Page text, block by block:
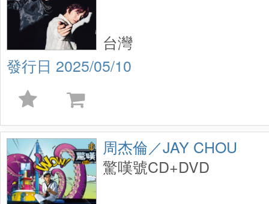
2025/05/10
台灣
周杰倫／JAY CHOU
驚嘆號CD+DVD